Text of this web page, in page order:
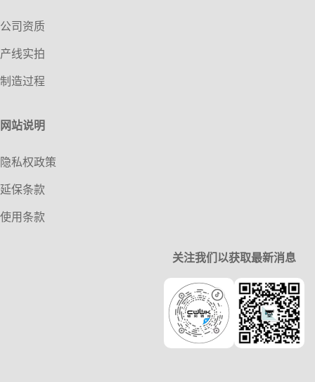
公司资质
产线实拍
制造过程
网站说明
隐私权政策
延保条款
使用条款
关注我们以获取最新消息